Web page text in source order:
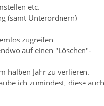
etc.
(samt Unterordnern)
zugreifen.
auf einen "Löschen"-
halben Jahr zu verlieren.
ich zumindest, diese auch